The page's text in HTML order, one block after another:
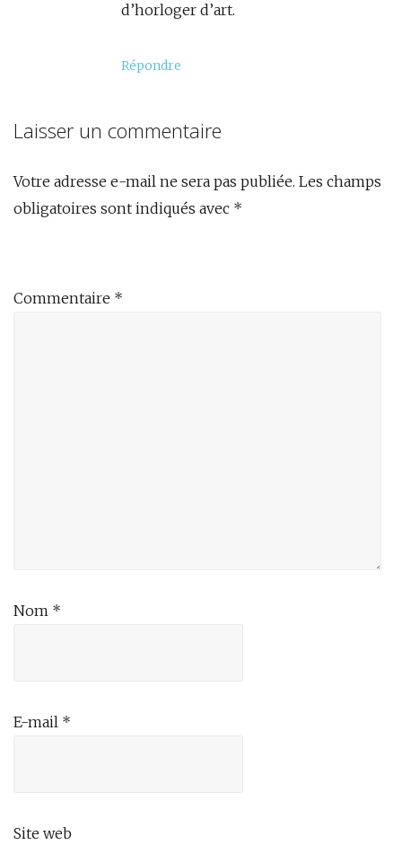
d’horloger d’art.
Répondre
Laisser un commentaire
Votre adresse e-mail ne sera pas publiée. Les champs
obligatoires sont indiqués avec *
Commentaire *
Nom *
E-mail *
Site web